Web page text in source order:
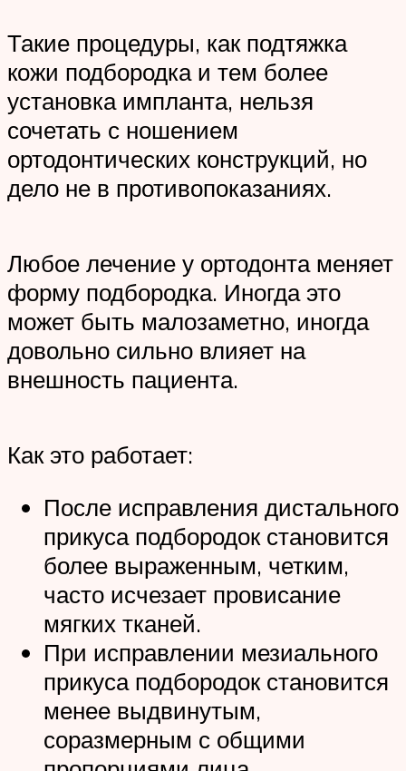
Такие процедуры, как подтяжка
кожи подбородка и тем более
установка импланта, нельзя
сочетать с ношением
ортодонтических конструкций, но
дело не в противопоказаниях.
Любое лечение у ортодонта меняет
форму подбородка. Иногда это
может быть малозаметно, иногда
довольно сильно влияет на
внешность пациента.
Как это работает:
После исправления дистального
прикуса подбородок становится
более выраженным, четким,
часто исчезает провисание
мягких тканей.
При исправлении мезиального
прикуса подбородок становится
менее выдвинутым,
соразмерным с общими